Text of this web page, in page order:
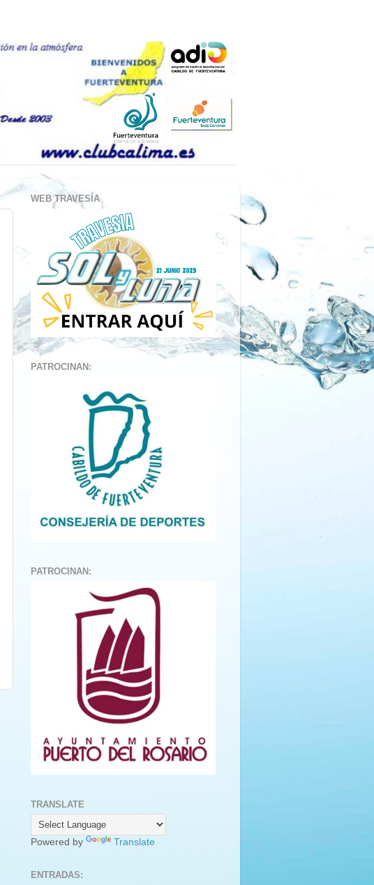
WEB TRAVESÍA
PATROCINAN:
PATROCINAN:
TRANSLATE
Powered by Translate
ENTRADAS: